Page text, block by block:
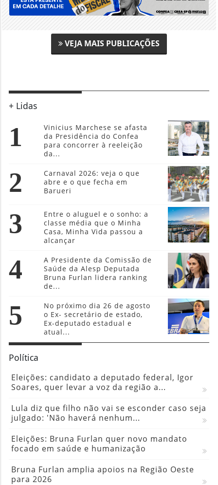
VEJA MAIS PUBLICAÇÕES
+ Lidas
1
Vinicius Marchese se afasta
da Presidência do Confea
para concorrer à reeleição
da...
2
Carnaval 2026: veja o que
abre e o que fecha em
Barueri
3
Entre o aluguel e o sonho: a
classe média que o Minha
Casa, Minha Vida passou a
alcançar
4
A Presidente da Comissão de
Saúde da Alesp Deputada
Bruna Furlan lidera ranking
de...
5
No próximo dia 26 de agosto
o Ex- secretário de estado,
Ex-deputado estadual e
atual...
Política
Eleições: candidato a deputado federal, Igor
Soares, quer levar a voz da região a...
Lula diz que filho não vai se esconder caso seja
julgado: 'Não haverá nenhum...
Eleições: Bruna Furlan quer novo mandato
focado em saúde e humanização
Bruna Furlan amplia apoios na Região Oeste
para 2026